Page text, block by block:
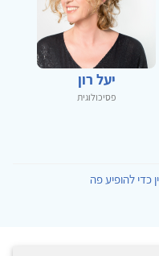
יעל רון
פסיכולוגית
כדי להופיע פה